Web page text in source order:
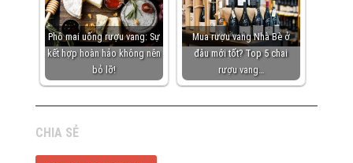
Phô mai uống rượu vang: Sự
kết hợp hoàn hảo không nên
bỏ lỡ!
Mua rượu vang Nhà Bè ở
đâu mới tốt? Top 5 chai
rượu vang…
CHIA SẺ